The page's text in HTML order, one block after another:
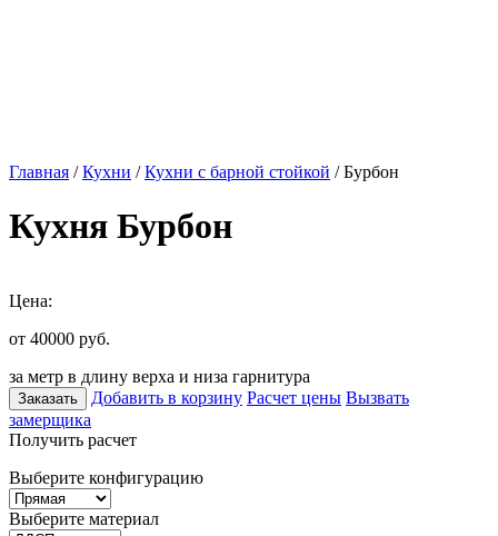
Главная /Кухни /Кухни с барной стойкой / Бурбон
Кухня Бурбон
Цена:
от 40000 руб.
за метр в длину верха и низа гарнитура
Заказать Добавить в корзину Расчет цены Вызвать
замерщика
Получить расчет
Выберите конфигурацию
Выберите материал